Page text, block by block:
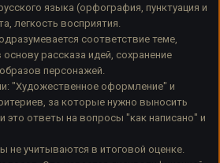
языка (орфография, пунктуация и
легкость восприятия.
соответствие теме,
рассказа идей, сохранение
персонажей.
"Художественное оформление" и
за которые нужно выносить
это ответы на вопросы "как написано" и
не учитываются в итоговой оценке.